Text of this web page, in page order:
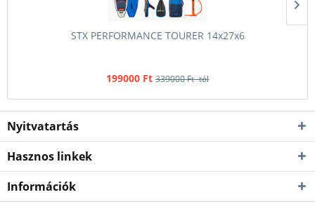
STX PERFORMANCE TOURER 14x27x6
199000 Ft 339000 Ft -tól
Nyitvatartás
Hasznos linkek
Információk